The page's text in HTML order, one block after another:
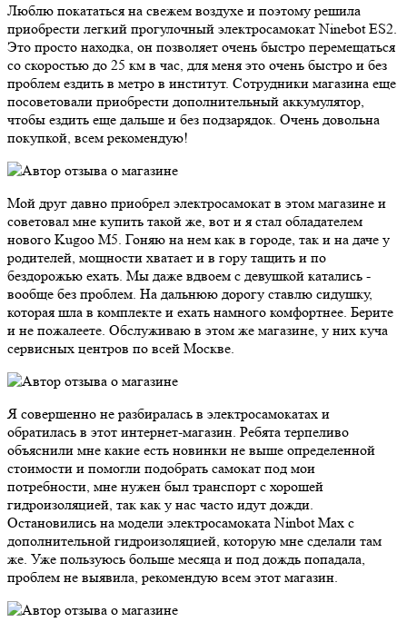
Люблю покататься на свежем воздухе и поэтому решила
приобрести легкий прогулочный электросамокат Ninebot ES2.
Это просто находка, он позволяет очень быстро перемещаться
со скоростью до 25 км в час, для меня это очень быстро и без
проблем ездить в метро в институт. Сотрудники магазина еще
посоветовали приобрести дополнительный аккумулятор,
чтобы ездить еще дальше и без подзарядок. Очень довольна
покупкой, всем рекомендую!
Мой друг давно приобрел электросамокат в этом магазине и
советовал мне купить такой же, вот и я стал обладателем
нового Kugoo M5. Гоняю на нем как в городе, так и на даче у
родителей, мощности хватает и в гору тащить и по
бездорожью ехать. Мы даже вдвоем с девушкой катались -
вообще без проблем. На дальнюю дорогу ставлю сидушку,
которая шла в комплекте и ехать намного комфортнее. Берите
и не пожалеете. Обслуживаю в этом же магазине, у них куча
сервисных центров по всей Москве.
Я совершенно не разбиралась в электросамокатах и
обратилась в этот интернет-магазин. Ребята терпеливо
объяснили мне какие есть новинки не выше определенной
стоимости и помогли подобрать самокат под мои
потребности, мне нужен был транспорт с хорошей
гидроизоляцией, так как у нас часто идут дожди.
Остановились на модели электросамоката Ninbot Max с
дополнительной гидроизоляцией, которую мне сделали там
же. Уже пользуюсь больше месяца и под дождь попадала,
проблем не выявила, рекомендую всем этот магазин.